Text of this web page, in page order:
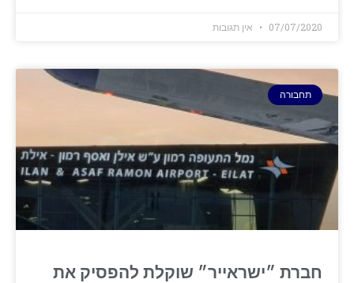
07/07/2020 אין תגובות
תחבורה
חברת ״ישראייר״ שוקלת להפסיק את